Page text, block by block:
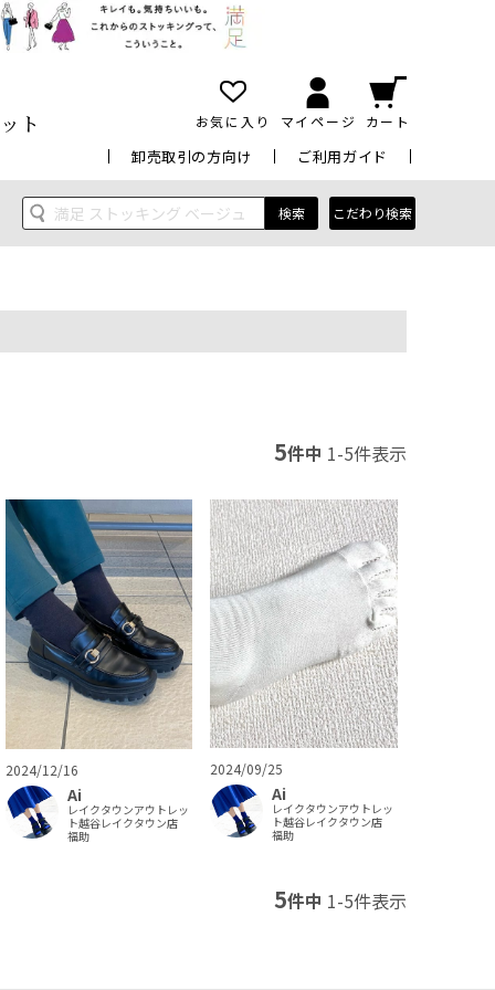
ト お気に入り マイページ カート
卸売取引の方向け ご利用ガイド
検索 こだわり検索
5件中 1-5件表示
2024/12/16
Ai
レイクタウンアウトレッ
ト越谷レイクタウン店
福助
2024/09/25
Ai
レイクタウンアウトレッ
ト越谷レイクタウン店
福助
5件中 1-5件表示